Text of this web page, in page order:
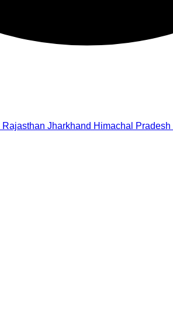
Rajasthan Jharkhand Himachal Pradesh